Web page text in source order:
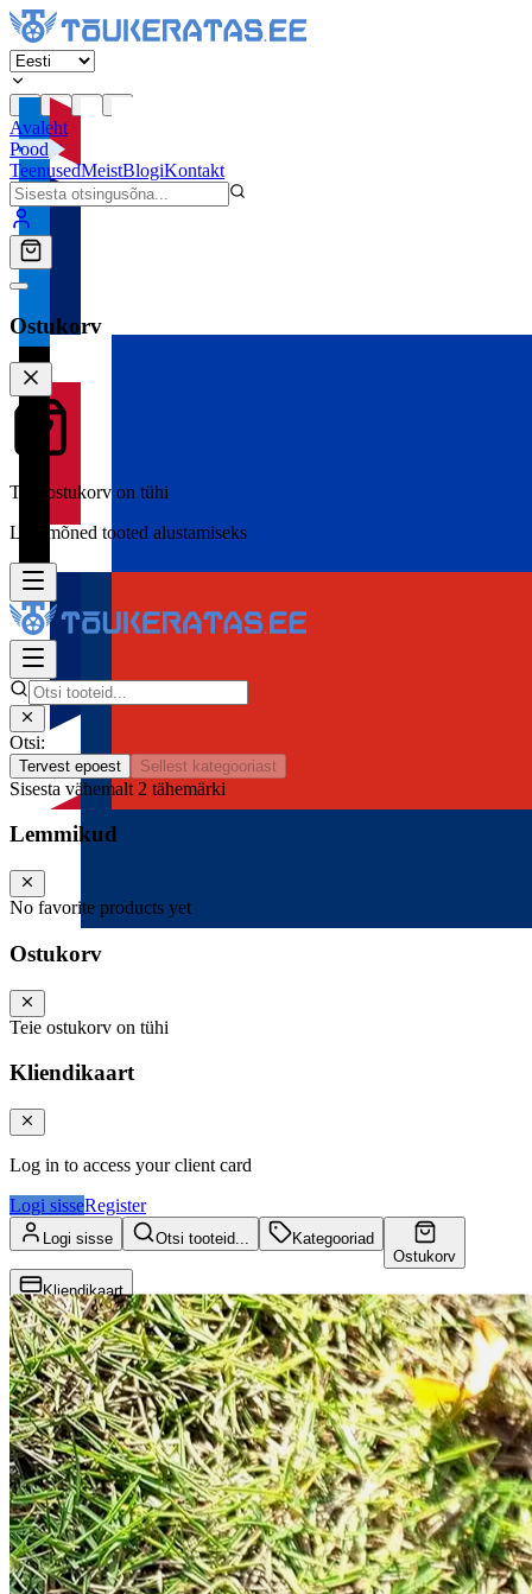
Avaleht
Pood
TeenusedMeistBlogiKontakt
Ostukorv
Teie ostukorv on tühi
Lisa mõned tooted alustamiseks
Otsi:
Tervest epoest Sellest kategooriast
Sisesta vähemalt 2 tähemärki
Lemmikud
No favorite products yet
Ostukorv
Teie ostukorv on tühi
Kliendikaart
Log in to access your client card
Logi sisseRegister
Logi sisse Otsi tooteid...
Kategooriad
Ostukorv
Kliendikaart